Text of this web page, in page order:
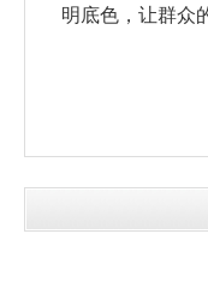
明底色，让群众